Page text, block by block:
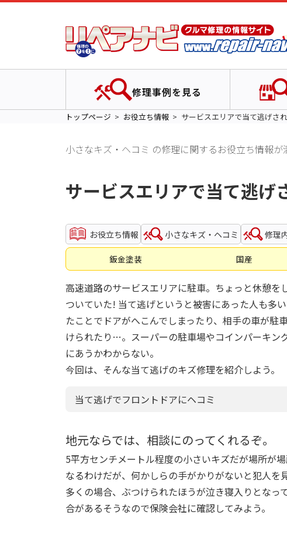
修理事例を見る
トップページ お役立ち情報 サービスエリアで当て逃げさ
小さなキズ・ヘコミ の修理に関するお役立ち情報
サービスエリアで当て逃げ
お役立ち情報 小さなキズ・ヘコミ 修理
鈑金塗装 国産
高速道路のサービスエリアに駐車。ちょっと休憩
ついていた! 当て逃げというと被害にあった人も多
たことでドアがへこんでしまったり、相手の車が駐
けられたり…。スーパーの駐車場やコインパーキン
にあうかわからない。
今回は、そんな当て逃げのキズ修理を紹介しよう。
当て逃げでフロントドアにヘコミ
地元ならでは、相談にのってくれるぞ。
5平方センチメートル程度の小さいキズだが場所が
なるわけだが、何かしらの手がかりがないと犯人を
多くの場合、ぶつけられたほうが泣き寝入りとな
合があるそうなので保険会社に確認してみよう。